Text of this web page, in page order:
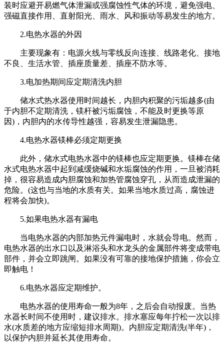
装时应避开易燃气体泄漏或强腐蚀性气体的环境，避免强电、
强磁直接作用、直射阳光、雨水、风和振动等易发生的地方。
2.电热水器的外因
主要现象有：电源火线与零线反向连接、线路老化、接地
不良、生活水管、插座质量差、插座不防水等。
3.电加热期间应定期清洗内胆
储水式热水器使用时间越长，内胆内积聚的污垢越多(由
于内胆不定期清洗，镁杆被污垢腐蚀，不能及时更换等原
因)，内胆内的水传导性越强，容易发生泄漏隐患。
4.电热水器镁棒必须定期更换
此外，储水式电热水器中的镁棒也应定期更换。镁棒在储
水式电热水器中起到减缓烧碱和水垢腐蚀的作用，一旦被消耗
掉，很容易造成内胆腐蚀和加热管腐蚀穿孔，从而造成泄漏的
危险。(这也与当地的水质有关。如果当地水质过高，腐蚀进
程将会加快)。
5.如果电热水器有漏电
当电热水器的内部加热元件漏电时，水就会导电。然而，
电热水器的出水口以及淋浴头和水龙头的金属部件将变成带电
部件，并会立即跳闸。如果没有可靠的接地保护措施，你会立
即触电！
6.电热水器应定期维护。
电热水器的使用寿命一般为8年，之后会自动报废。当热
水器长时间不使用时，建议排水。排水塞应每年拧松一次以排
水(水质差的地方应缩短排水周期)。内胆应定期清洗(半年)，
以保护内胆并延长其使用寿命。